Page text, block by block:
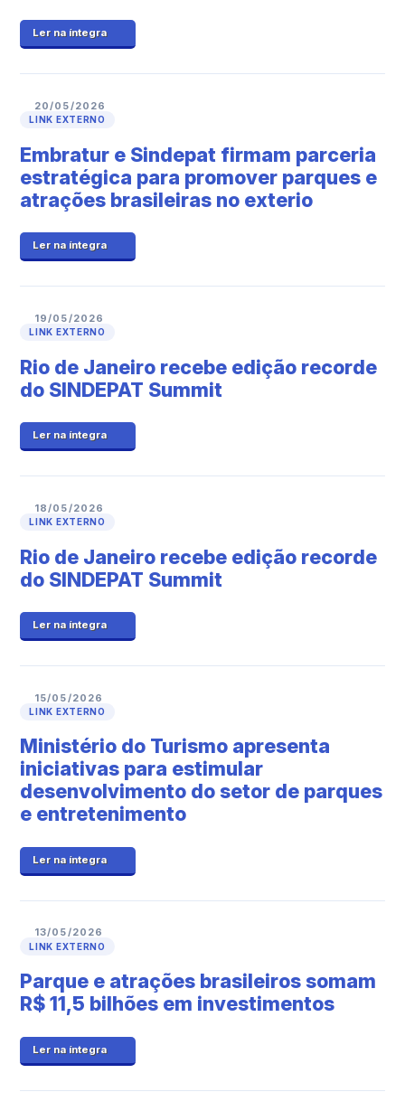
Ler na íntegra
20/05/2026
LINK EXTERNO
Embratur e Sindepat firmam parceria
estratégica para promover parques e
atrações brasileiras no exterio
Ler na íntegra
19/05/2026
LINK EXTERNO
Rio de Janeiro recebe edição recorde
do SINDEPAT Summit
Ler na íntegra
18/05/2026
LINK EXTERNO
Rio de Janeiro recebe edição recorde
do SINDEPAT Summit
Ler na íntegra
15/05/2026
LINK EXTERNO
Ministério do Turismo apresenta
iniciativas para estimular
desenvolvimento do setor de parques
e entretenimento
Ler na íntegra
13/05/2026
LINK EXTERNO
Parque e atrações brasileiros somam
R$ 11,5 bilhões em investimentos
Ler na íntegra